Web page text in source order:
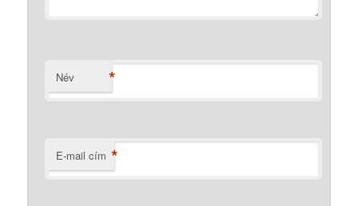
Név *
E-mail cím *